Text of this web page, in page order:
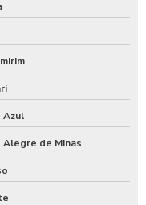
Azul
Alegre de Minas